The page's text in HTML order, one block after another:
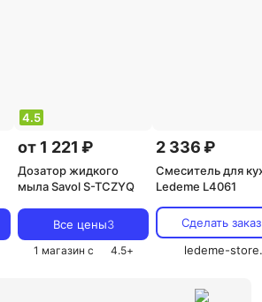
4.5
от 1 221 ₽
Дозатор жидкого
мыла Savol S-TCZYQ
Все цены3
1 магазин с 4.5+
2 336 ₽
Смеситель для
Ledeme L4061
Сделать заказ
ledeme-